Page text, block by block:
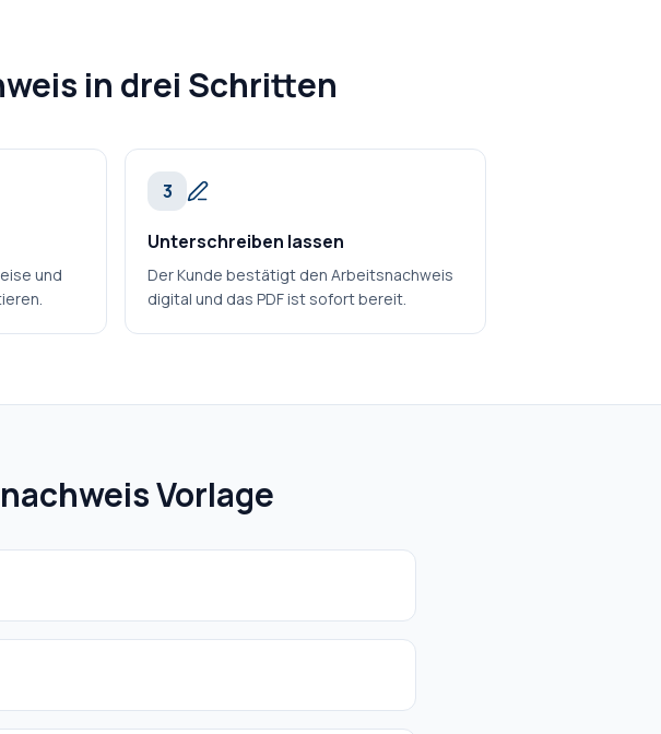
in drei Schritten
und
3
Unterschreiben lassen
Der Kunde bestätigt den Arbeitsnachweis
digital und das PDF ist sofort bereit.
Vorlage